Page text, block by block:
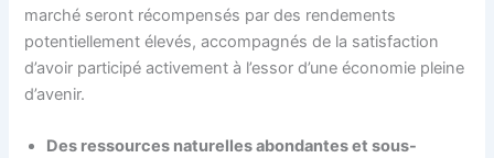
marché seront récompensés par des rendements
potentiellement élevés, accompagnés de la satisfaction
d’avoir participé activement à l’essor d’une économie pleine
d’avenir.
Des ressources naturelles abondantes et sous-